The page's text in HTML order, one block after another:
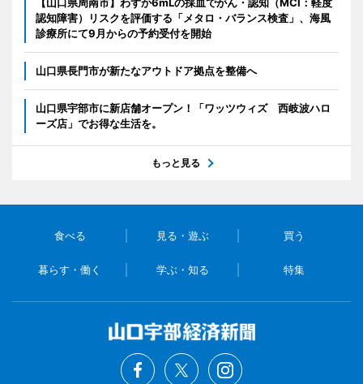
認知障害）リスクを評価する「メタロ・バランス検査」、海風
診療所にて9月からの予約受付を開始
山口県長門市が新たなアウトドア拠点を整備へ
山口県宇部市に新店舗オープン！「ワッツウィズ 西岐波ハロ
ーズ店」でお得な生活を。
もっと見る
食べる 見る・遊ぶ 買う
暮らす・働く 学ぶ・知る 特集